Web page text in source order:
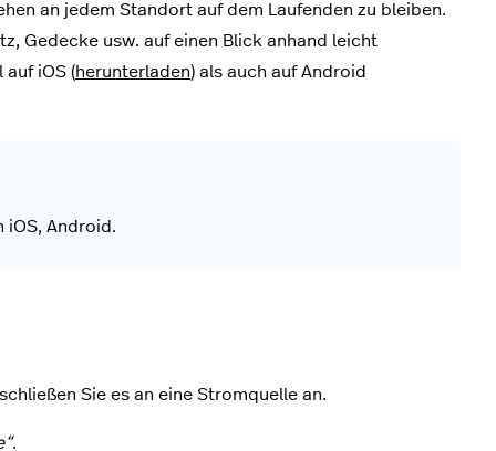
an jedem Standort auf dem Laufenden zu bleiben.
Gedecke usw. auf einen Blick anhand leicht
iOS (herunterladen) als auch auf Android
iOS, Android.
Sie es an eine Stromquelle an.
.